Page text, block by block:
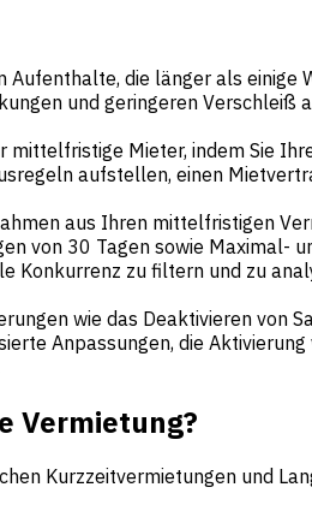
die länger als einige
und geringeren Verschleiß
Mieter, indem Sie
aufstellen, einen
aus Ihren mittelfristigen
von 30 Tagen sowie Maximal-
Konkurrenz zu filtern und zu
wie das Deaktivieren von
Anpassungen, die
Vermietung?
Kurzzeitvermietungen und